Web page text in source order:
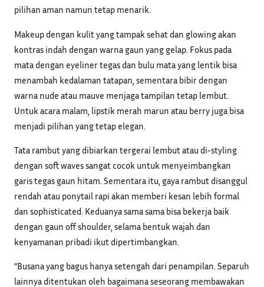
pilihan aman namun tetap menarik.
Makeup dengan kulit yang tampak sehat dan glowing akan
kontras indah dengan warna gaun yang gelap. Fokus pada
mata dengan eyeliner tegas dan bulu mata yang lentik bisa
menambah kedalaman tatapan, sementara bibir dengan
warna nude atau mauve menjaga tampilan tetap lembut.
Untuk acara malam, lipstik merah marun atau berry juga bisa
menjadi pilihan yang tetap elegan.
Tata rambut yang dibiarkan tergerai lembut atau di-styling
dengan soft waves sangat cocok untuk menyeimbangkan
garis tegas gaun hitam. Sementara itu, gaya rambut disanggul
rendah atau ponytail rapi akan memberi kesan lebih formal
dan sophisticated. Keduanya sama sama bisa bekerja baik
dengan gaun off shoulder, selama bentuk wajah dan
kenyamanan pribadi ikut dipertimbangkan.
“Busana yang bagus hanya setengah dari penampilan. Separuh
lainnya ditentukan oleh bagaimana seseorang membawakan